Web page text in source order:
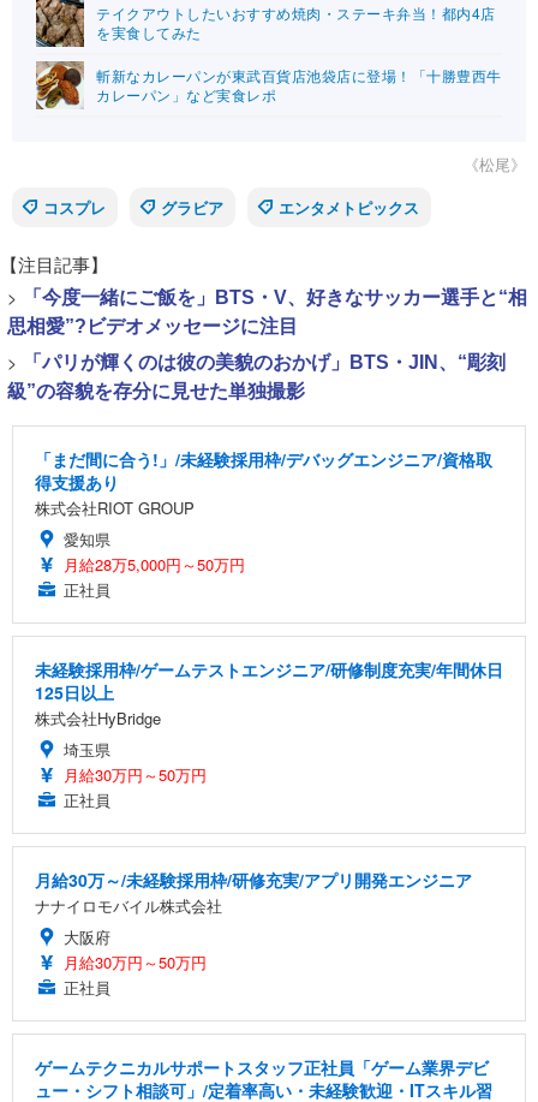
テイクアウトしたいおすすめ焼肉・ステーキ弁当！都内4店
を実食してみた
斬新なカレーパンが東武百貨店池袋店に登場！「十勝豊西牛
カレーパン」など実食レポ
《松尾》
コスプレ
グラビア エンタメトピックス
【注目記事】
>
「今度一緒にご飯を」BTS・V、好きなサッカー選手と“相
思相愛”?ビデオメッセージに注目
>
「パリが輝くのは彼の美貌のおかげ」BTS・JIN、“彫刻
級”の容貌を存分に見せた単独撮影
「まだ間に合う!」/未経験採用枠/デバッグエンジニア/資格取
得支援あり
株式会社RIOT GROUP
愛知県
月給28万5,000円～50万円
正社員
未経験採用枠/ゲームテストエンジニア/研修制度充実/年間休日
125日以上
株式会社HyBridge
埼玉県
月給30万円～50万円
正社員
月給30万～/未経験採用枠/研修充実/アプリ開発エンジニア
ナナイロモバイル株式会社
大阪府
月給30万円～50万円
正社員
ゲームテクニカルサポートスタッフ正社員「ゲーム業界デビ
ュー・シフト相談可」/定着率高い・未経験歓迎・ITスキル習